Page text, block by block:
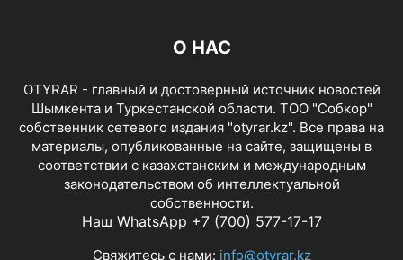
О НАС
OTYRAR - главный и достоверный источник новостей
Шымкента и Туркестанской области. ТОО "Собкор"
собственник сетевого издания "otyrar.kz". Все права на
материалы, опубликованные на сайте, защищены в
соответствии с казахстанским и международным
законодательством об интеллектуальной
собственности.
Наш WhatsApp +7 (700) 577-17-17
Свяжитесь с нами: info@otyrar.kz